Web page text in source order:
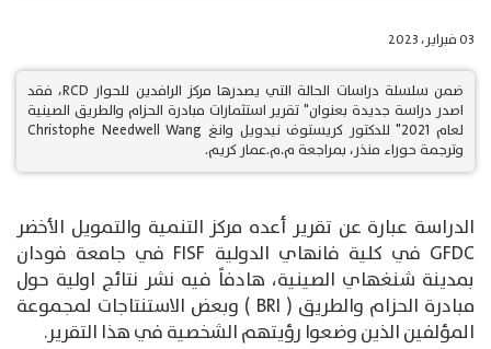
03 فبراير، 2023
ضمن سلسلة دراسات الحالة التي يصدرها مركز الرافدين للحوار RCD، فقد
اصدر دراسة جديدة بعنوان" تقرير استثمارات مبادرة الحزام والطريق الصينية
لعام 2021" للدكتور كريستوف نيدويل وانغ Christophe Needwell Wang
وترجمة حوراء منذر، بمراجعة م.م.عمار كريم.
الدراسة عبارة عن تقرير أعده مركز التنمية والتمويل الأخضر
GFDC في كلية فانهاي الدولية FISF في جامعة فودان
بمدينة شنغهاي الصينية، هادفاً فيه نشر نتائج اولية حول
مبادرة الحزام والطريق ( BRI ) وبعض الاستنتاجات لمجموعة
المؤلفين الذين وضعوا رؤيتهم الشخصية في هذا التقرير.